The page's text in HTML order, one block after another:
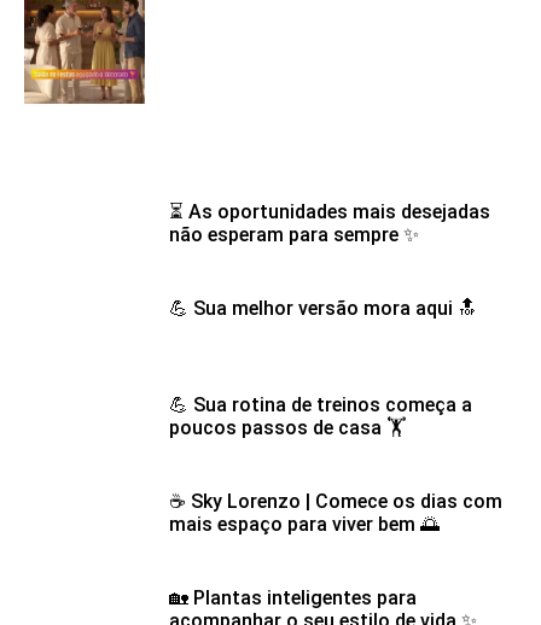
⏳ As oportunidades mais desejadas
não esperam para sempre ✨
💪 Sua melhor versão mora aqui 🔝
💪 Sua rotina de treinos começa a
poucos passos de casa 🏋️
☕ Sky Lorenzo | Comece os dias com
mais espaço para viver bem 🌅
🏡 Plantas inteligentes para